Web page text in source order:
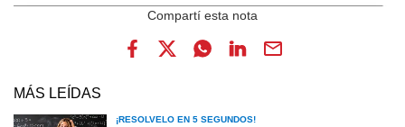
MÁS LEÍDAS
¡RESOLVELO EN 5 SEGUNDOS!